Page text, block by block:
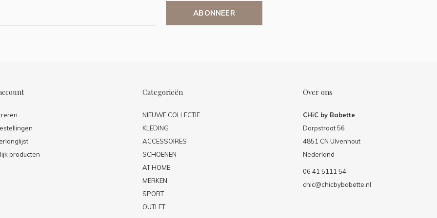
ABONNEER
producten
Categorieën
NIEUWE COLLECTIE
KLEDING
ACCESSOIRES
SCHOENEN
AT HOME
MERKEN
SPORT
OUTLET
Over ons
CHiC by Babette
Dorpstraat 56
4851 CN Ulvenhout
Nederland
06 41 5111 54
chic@chicbybabette.nl